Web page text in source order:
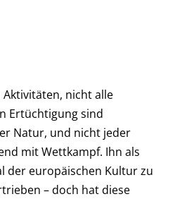
nicht alle
Ertüchtigung sind
Natur, und nicht jeder
mit Wettkampf. Ihn als
der europäischen Kultur zu
– doch hat diese